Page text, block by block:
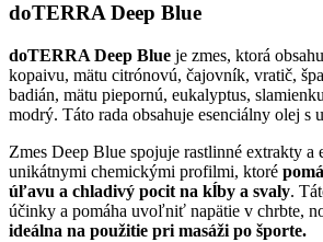
doTERRA Deep Blue
doTERRA Deep Blue je zmes, ktorá
kopaivu, mätu citrónovú, čajovník, vratič,
badián, mätu piepornú, eukalyptus,
modrý. Táto rada obsahuje esenciálny olej s
Zmes Deep Blue spojuje rastlinné extrakty a
unikátnymi chemickými profilmi, ktoré
úľavu a chladivý pocit na kĺby a svaly.
účinky a pomáha uvoľniť napätie v chrbte,
ideálna na použitie pri masáži po športe.